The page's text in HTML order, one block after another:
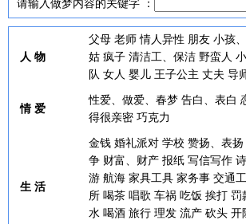
请输入做梦内容的关键字 ：
人 物
父母 老师 情人异性 朋友 小孩
姑 疯子 清洁工、保洁 野蛮人
队 女人 婴儿 王子公主 丈夫 导
情 爱
性爱、做爱、春梦 告白、表白
得很亲密 巧克力
生 活
金钱 婚礼派对 学校 赞扬、表扬
争 财富、财产 报纸 写信写作
游 航海 家具工具 家务事 交通
所 喝茶 唱歌 车祸 吃饭 挨打 罚
水 喝酒 旅行 理发 流产 砍头 开